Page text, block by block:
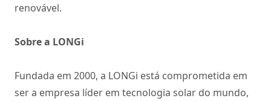
renovável.
Sobre a LONGi
Fundada em 2000, a LONGi está comprometida em
ser a empresa líder em tecnologia solar do mundo,